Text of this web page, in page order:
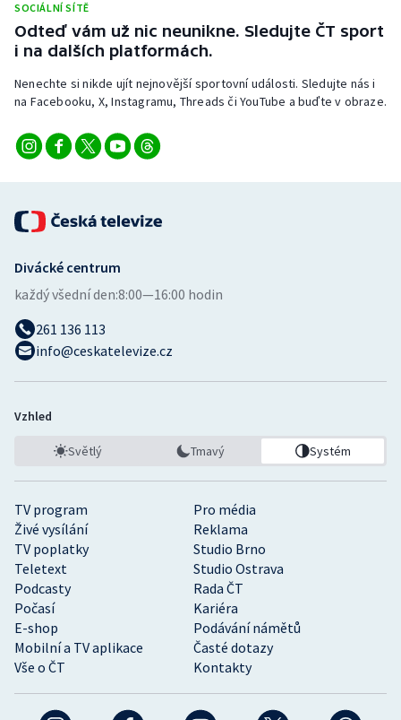
SOCIÁLNÍ SÍTĚ
Odteď vám už nic neunikne. Sledujte ČT sport
i na dalších platformách.
Nenechte si nikde ujít nejnovější sportovní události. Sledujte nás i
na Facebooku, X, Instagramu, Threads či YouTube a buďte v obraze.
TV program
Pro média
Živé vysílání
Reklama
TV poplatky
Studio Brno
Teletext
Studio Ostrava
Podcasty
Rada ČT
Počasí
Kariéra
E-shop
Podávání námětů
Mobilní a TV aplikace
Časté dotazy
Vše o ČT
Kontakty
Divácké centrum
každý všední den:8:00—16:00 hodin
261 136 113
info@ceskatelevize.cz
Vzhled
Světlý Tmavý Systém